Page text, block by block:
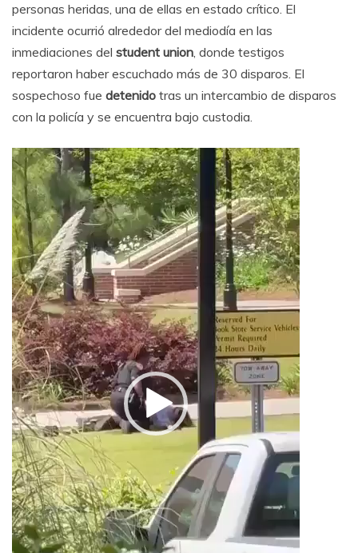
personas heridas, una de ellas en estado crítico. El
incidente ocurrió alrededor del mediodía en las
inmediaciones del student union, donde testigos
reportaron haber escuchado más de 30 disparos. El
sospechoso fue detenido tras un intercambio de disparos
con la policía y se encuentra bajo custodia.
Reproductor
de
vídeo